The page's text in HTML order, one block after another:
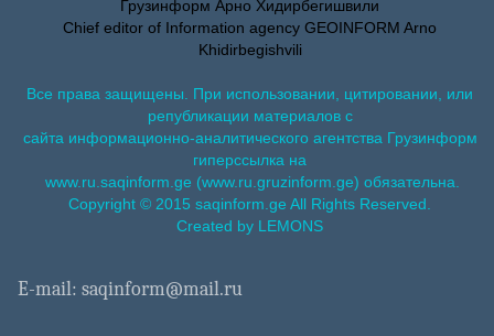
Грузинформ Арно Хидирбегишвили
Chief editor of Information agency GEOINFORM Arno
Khidirbegishvili
Все права защищены. При использовании, цитировании, или
републикации материалов с
сайта информационно-аналитического агентства Грузинформ
гиперссылка на
www.ru.saqinform.ge (www.ru.gruzinform.ge) обязательна.
Copyright © 2015 saqinform.ge All Rights Reserved.
Created by LEMONS
E-mail: saqinform@mail.ru